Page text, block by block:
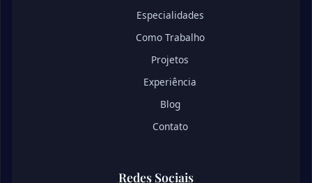
Especialidades
Como Trabalho
Projetos
Experiência
Blog
Contato
Redes Sociais